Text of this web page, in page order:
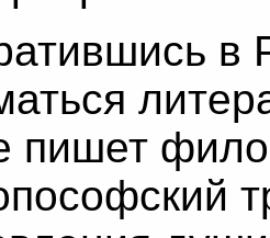
в
пишет